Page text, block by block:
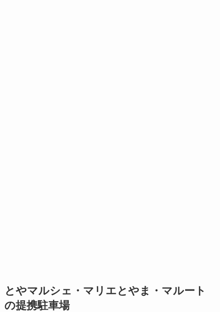
とやマルシェ・マリエとやま・マルート
の提携駐車場